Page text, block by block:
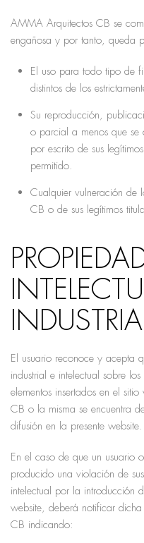
AMMA Arquitectos CB se
engañosa y por tanto, queda
El uso para todo tipo de
distintos de los
Su reproducción,
o parcial a menos que
por escrito de sus
permitido.
Cualquier vulneración de
CB o de sus legítimos
El usuario reconoce y acepta
industrial e intelectual sobre
elementos insertados en el
CB o la misma se encuentra
difusión en la presente website.
En el caso de que un usuario
producido una violación de
intelectual por la introducción
website, deberá notificar
CB indicando: